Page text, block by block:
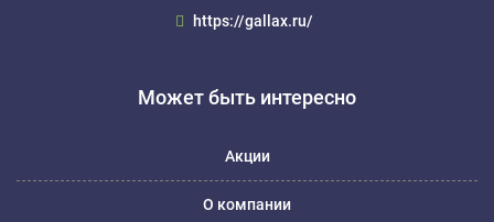
https://gallax.ru/
Может быть интересно
Акции
О компании